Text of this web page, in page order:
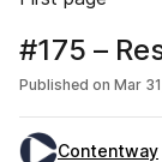
#175 –
Published on Mar
Contentway